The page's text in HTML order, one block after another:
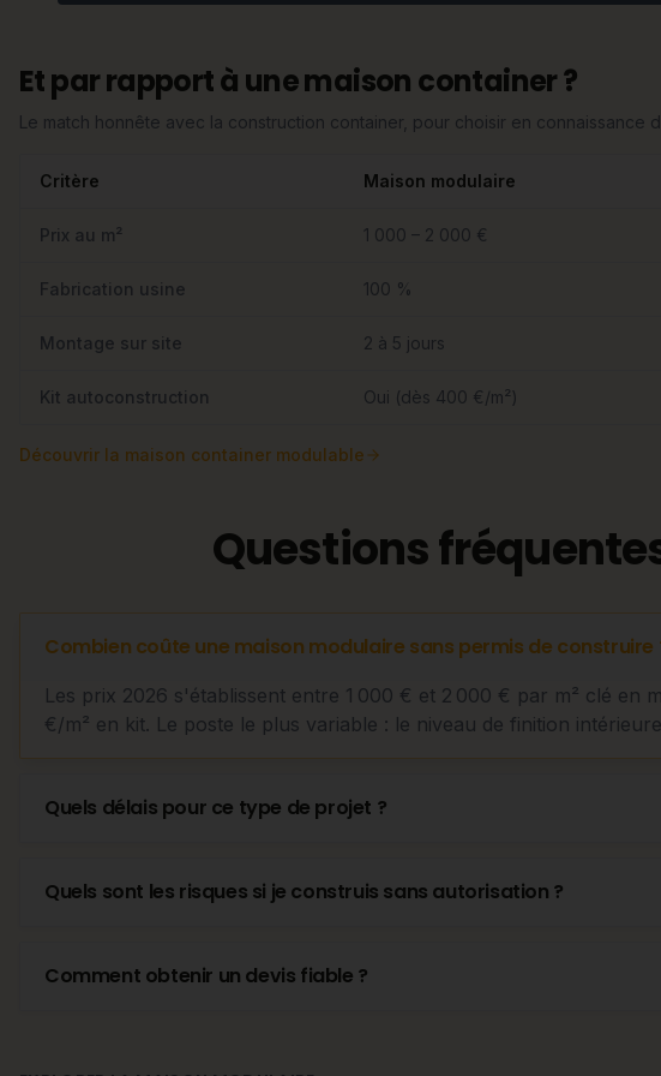
Et par rapport à une maison container ?
Le match honnête avec la construction container, pour choisir en connaissance
Critère Maison modulaire
Prix au m² 1 000 – 2 000 €
Fabrication usine 100 %
Montage sur site 2 à 5 jours
Kit autoconstruction Oui (dès 400 €/m²)
Découvrir la maison container modulable
Questions
Combien coûte une maison modulaire sans permis de construire
Les prix 2026 s'établissent entre 1 000 € et 2 000 € par m² clé en
€/m² en kit. Le poste le plus variable : le niveau de finition
Quels délais pour ce type de projet ?
Quels sont les risques si je construis sans autorisation ?
Comment obtenir un devis fiable ?